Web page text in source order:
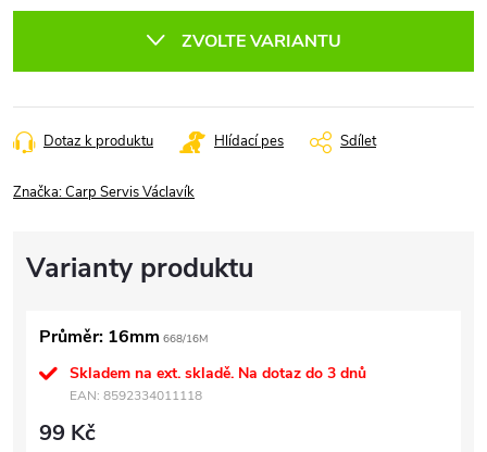
ZVOLTE VARIANTU
Dotaz k produktu Hlídací pes Sdílet
Značka:Carp Servis Václavík
Průměr: 16mm 668/16M
Skladem na ext. skladě. Na dotaz do 3 dnů
EAN: 8592334011118
99 Kč